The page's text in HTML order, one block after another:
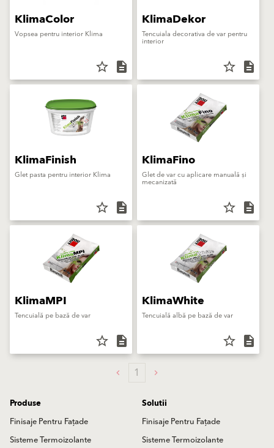
KlimaColor
Vopsea pentru interior Klima
star_border description
KlimaDekor
Tencuiala decorativa de var pentru
interior
star_border description
KlimaFinish
Glet pasta pentru interior Klima
star_border description
KlimaFino
Glet de var cu aplicare manuală și
mecanizată
star_border description
KlimaMPI
Tencuială pe bază de var
star_border description
KlimaWhite
Tencuială albă pe bază de var
star_border description
1
Produse
Finisaje Pentru Fațade
Sisteme Termoizolante
Solutii
Finisaje Pentru Fațade
Sisteme Termoizolante